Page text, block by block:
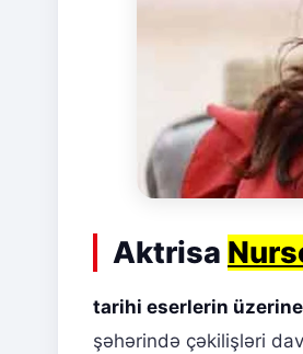
Aktrisa
tarihi eserlerin
şəhərində çəkilişləri